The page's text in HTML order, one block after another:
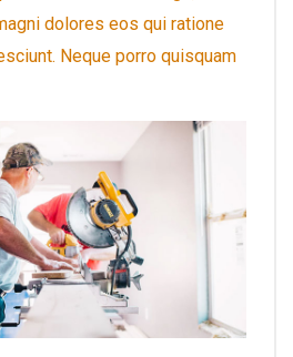
dolores eos qui ratione
Neque porro quisquam